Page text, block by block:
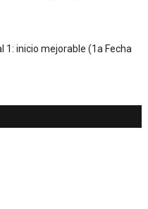
1: inicio mejorable (1a Fecha